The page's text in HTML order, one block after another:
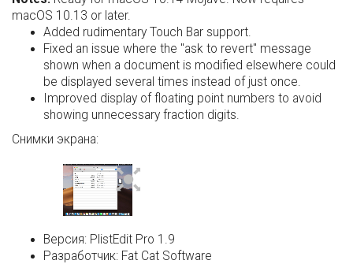
macOS 10.13 or later.
Added rudimentary Touch Bar support.
Fixed an issue where the "ask to revert" message
shown when a document is modified elsewhere could
be displayed several times instead of just once.
Improved display of floating point numbers to avoid
showing unnecessary fraction digits.
Снимки экрана:
Версия: PlistEdit Pro 1.9
Разработчик: Fat Cat Software